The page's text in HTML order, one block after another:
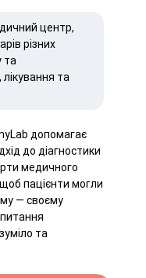
центр,
різних
та
та
допомагає
до діагностики
медичного
пацієнти могли
— своєму
питання
та